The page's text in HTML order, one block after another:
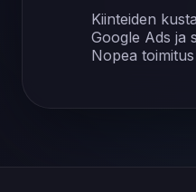
Kiinteiden
Google Ads ja
Nopea toimitus